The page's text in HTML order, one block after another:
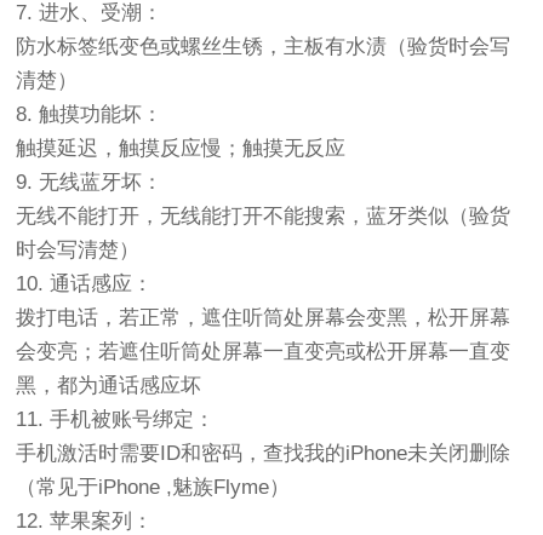
7. 进水、受潮：
防水标签纸变色或螺丝生锈，主板有水渍（验货时会写
清楚）
8. 触摸功能坏：
触摸延迟，触摸反应慢；触摸无反应
9. 无线蓝牙坏：
无线不能打开，无线能打开不能搜索，蓝牙类似（验货
时会写清楚）
10. 通话感应：
拨打电话，若正常，遮住听筒处屏幕会变黑，松开屏幕
会变亮；若遮住听筒处屏幕一直变亮或松开屏幕一直变
黑，都为通话感应坏
11. 手机被账号绑定：
手机激活时需要ID和密码，查找我的iPhone未关闭删除
（常见于iPhone ,魅族Flyme）
12. 苹果案列：